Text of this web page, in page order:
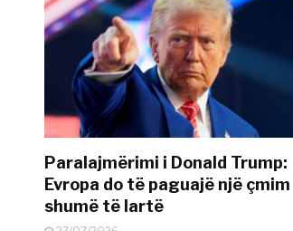
Paralajmërimi i Donald Trump:
Evropa do të paguajë një çmim
shumë të lartë